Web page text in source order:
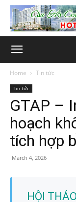
Home Tin tức
Tin tức
GTAP –
hoạch
tích hợp
March 4, 2026
HỘI